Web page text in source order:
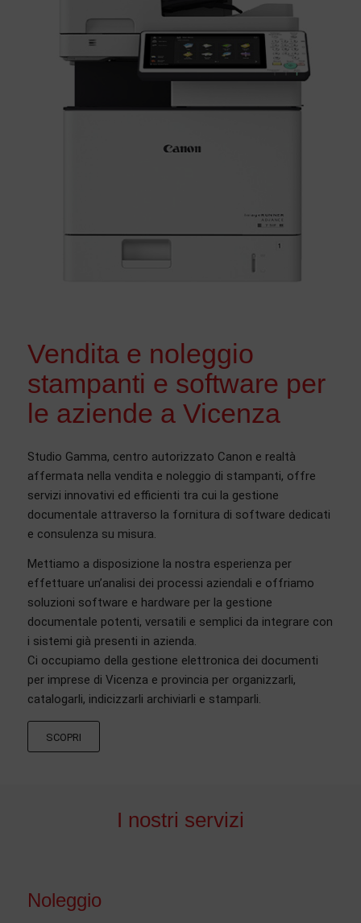
Vendita e noleggio
stampanti e software per
le aziende a Vicenza
Studio Gamma, centro autorizzato Canon e realtà
affermata nella vendita e noleggio di stampanti, offre
servizi innovativi ed efficienti tra cui la gestione
documentale attraverso la fornitura di software dedicati
e consulenza su misura.
Mettiamo a disposizione la nostra esperienza per
effettuare un’analisi dei processi aziendali e offriamo
soluzioni software e hardware per la gestione
documentale potenti, versatili e semplici da integrare con
i sistemi già presenti in azienda.
Ci occupiamo della gestione elettronica dei documenti
per imprese di Vicenza e provincia per organizzarli,
catalogarli, indicizzarli archiviarli e stamparli.
SCOPRI
I nostri servizi
Noleggio